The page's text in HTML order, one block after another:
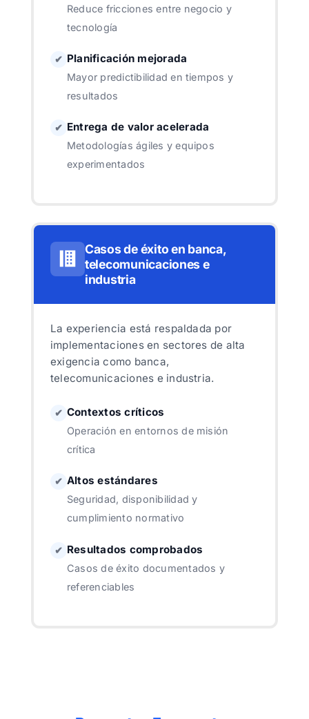
Reduce fricciones entre negocio y
tecnología
✔ Planificación mejorada
Mayor predictibilidad en tiempos y
resultados
✔ Entrega de valor acelerada
Metodologías ágiles y equipos
experimentados
Casos de éxito en banca,
telecomunicaciones e
industria
La experiencia está respaldada por
implementaciones en sectores de alta
exigencia como banca,
telecomunicaciones e industria.
✔ Contextos críticos
Operación en entornos de misión
crítica
✔ Altos estándares
Seguridad, disponibilidad y
cumplimiento normativo
✔ Resultados comprobados
Casos de éxito documentados y
referenciables